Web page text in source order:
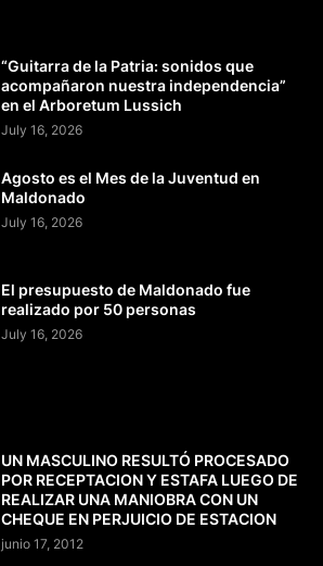
“Guitarra de la Patria: sonidos que
acompañaron nuestra independencia”
en el Arboretum Lussich
July 16, 2026
Agosto es el Mes de la Juventud en
Maldonado
July 16, 2026
El presupuesto de Maldonado fue
realizado por 50 personas
July 16, 2026
UN MASCULINO RESULTÓ PROCESADO
POR RECEPTACION Y ESTAFA LUEGO DE
REALIZAR UNA MANIOBRA CON UN
CHEQUE EN PERJUICIO DE ESTACION
junio 17, 2012